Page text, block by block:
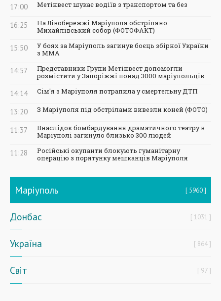
17:00 Метінвест шукає водіїв з транспортом та без
16:25
На Лівобережжі Маріуполя обстріляно
Михайлівський собор (ФОТОФАКТ)
15:50
У боях за Маріуполь загинув боєць збірної України
з ММА
14:57
Представники Групи Метінвест допомогли
розмістити у Запоріжжі понад 3000 маріупольців
14:14 Сім'я з Маріуполя потрапила у смертельну ДТП
13:20 З Маріуполя під обстрілами вивезли коней (ФОТО)
11:37
Внаслідок бомбардування драматичного театру в
Маріуполі загинуло близько 300 людей
11:28
Російські окупанти блокують гуманітарну
операцію з порятунку мешканців Маріуполя
Маріуполь 5960
Донбас 1031
Україна 864
Світ 97